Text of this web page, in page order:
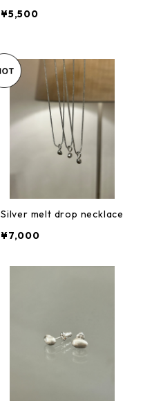
¥5,500
Silver melt drop necklace
¥7,000